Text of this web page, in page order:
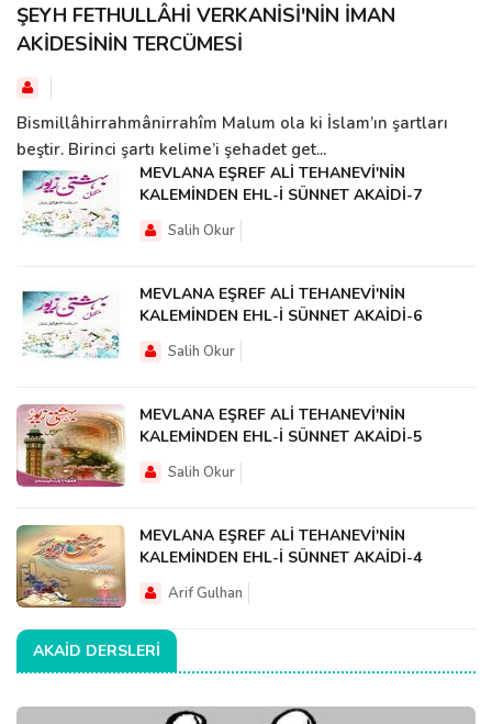
ŞEYH FETHULLÂHİ VERKANİSİ'NİN İMAN
AKİDESİNİN TERCÜMESİ
Bismillâhirrahmânirrahîm Malum ola ki İslam’ın şartları
beştir. Birinci şartı kelime’i şehadet get...
MEVLANA EŞREF ALİ TEHANEVİ'NİN
KALEMİNDEN EHL-İ SÜNNET AKAİDİ-7
Salih Okur
MEVLANA EŞREF ALİ TEHANEVİ'NİN
KALEMİNDEN EHL-İ SÜNNET AKAİDİ-6
Salih Okur
MEVLANA EŞREF ALİ TEHANEVİ'NİN
KALEMİNDEN EHL-İ SÜNNET AKAİDİ-5
Salih Okur
MEVLANA EŞREF ALİ TEHANEVİ'NİN
KALEMİNDEN EHL-İ SÜNNET AKAİDİ-4
Arif Gulhan
AKAID DERSLERI